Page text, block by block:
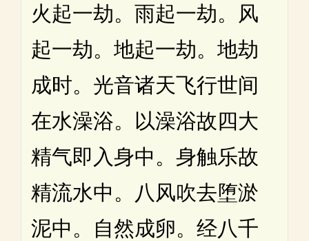
火起一劫。雨起一劫。风
起一劫。地起一劫。地劫
成时。光音诸天飞行世间
在水澡浴。以澡浴故四大
精气即入身中。身触乐故
精流水中。八风吹去堕淤
泥中。自然成卵。经八千